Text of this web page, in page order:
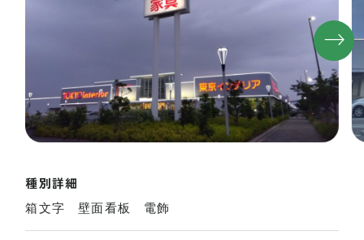
種別詳細
箱文字 壁面看板 電飾